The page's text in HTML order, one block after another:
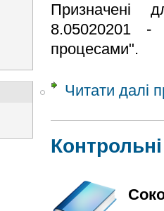
Призначені
8.05020201 -
процесами".
Читати далі